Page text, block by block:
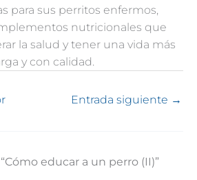
para sus perritos enfermos,
nutricionales que
la salud y tener una vida más
y con calidad.
Entrada siguiente →
educar a un perro (II)”